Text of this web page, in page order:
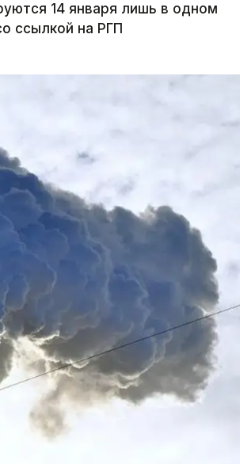
14 января лишь в одном
ссылкой на РГП